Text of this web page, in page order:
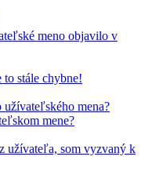
meno objavilo v
to stále chybne!
mena?
mene?
užívateľa, som vyzvaný k